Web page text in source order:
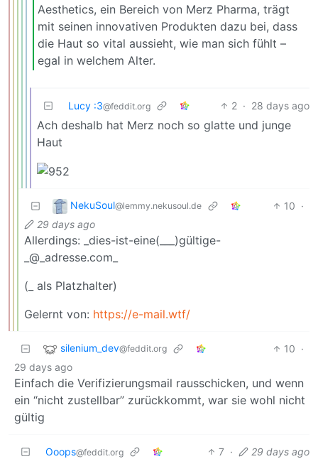
Aesthetics, ein Bereich von Merz Pharma, trägt
mit seinen innovativen Produkten dazu bei, dass
die Haut so vital aussieht, wie man sich fühlt –
egal in welchem Alter.
Lucy :3@feddit.org 2 · 28 days ago
Ach deshalb hat Merz noch so glatte und junge
Haut
NekuSoul@lemmy.nekusoul.de 10 ·
29 days ago
Allerdings: _dies-ist-eine(___)gültige-
_@_adresse.com_
(_ als Platzhalter)
Gelernt von: https://e-mail.wtf/
silenium_dev@feddit.org 10 ·
29 days ago
Einfach die Verifizierungsmail rausschicken, und wenn
ein “nicht zustellbar” zurückkommt, war sie wohl nicht
gültig
Ooops@feddit.org 7 · 29 days ago